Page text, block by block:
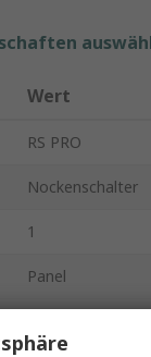
Wert
RS PRO
Nockenschalter
1
Panel